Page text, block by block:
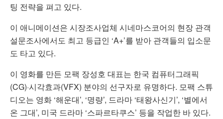
팅 전략을 펴고 있다.
이 애니메이션은 시장조사업체 시네마스코어의 현장 관객
설문조사에서도 최고 등급인 ‘A+’를 받아 관객들의 입소문
도 타고 있다.
이 영화를 만든 모팩 장성호 대표는 한국 컴퓨터그래픽
(CG)·시각효과(VFX) 분야의 선구자로 유명하다. 모팩 스튜
디오는 영화 ‘해운대’, ‘명량’, 드라마 ‘태왕사신기’, ‘별에서
온 그대’, 미국 드라마 ‘스파르타쿠스’ 등을 작업한 바 있다.